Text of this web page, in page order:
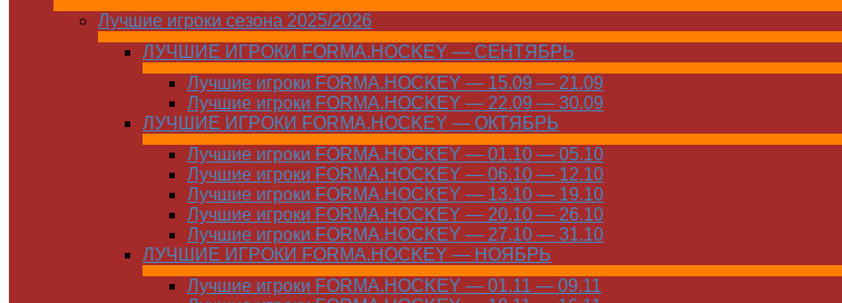
Лучшие игроки сезона 2025/2026
ЛУЧШИЕ ИГРОКИ FORMA.HOCKEY — СЕНТЯБРЬ
Лучшие игроки FORMA.HOCKEY — 15.09 — 21.09
Лучшие игроки FORMA.HOCKEY — 22.09 — 30.09
ЛУЧШИЕ ИГРОКИ FORMA.HOCKEY — ОКТЯБРЬ
Лучшие игроки FORMA.HOCKEY — 01.10 — 05.10
Лучшие игроки FORMA.HOCKEY — 06.10 — 12.10
Лучшие игроки FORMA.HOCKEY — 13.10 — 19.10
Лучшие игроки FORMA.HOCKEY — 20.10 — 26.10
Лучшие игроки FORMA.HOCKEY — 27.10 — 31.10
ЛУЧШИЕ ИГРОКИ FORMA.HOCKEY — НОЯБРЬ
Лучшие игроки FORMA.HOCKEY — 01.11 — 09.11